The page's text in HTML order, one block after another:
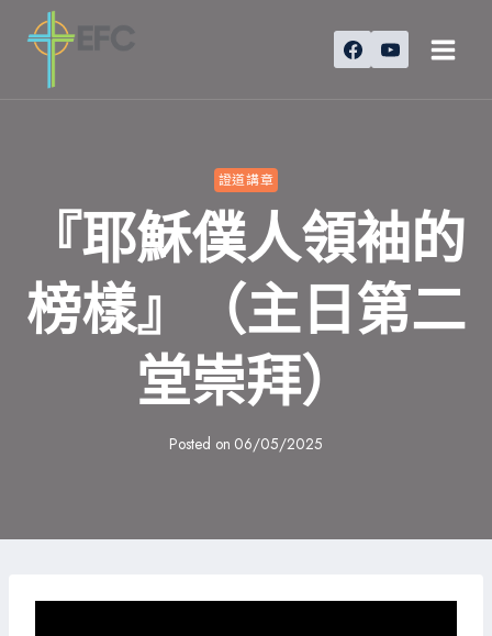
證道講章
『耶穌僕人領袖的
榜樣』（主日第二
堂崇拜）
Posted on 06/05/2025